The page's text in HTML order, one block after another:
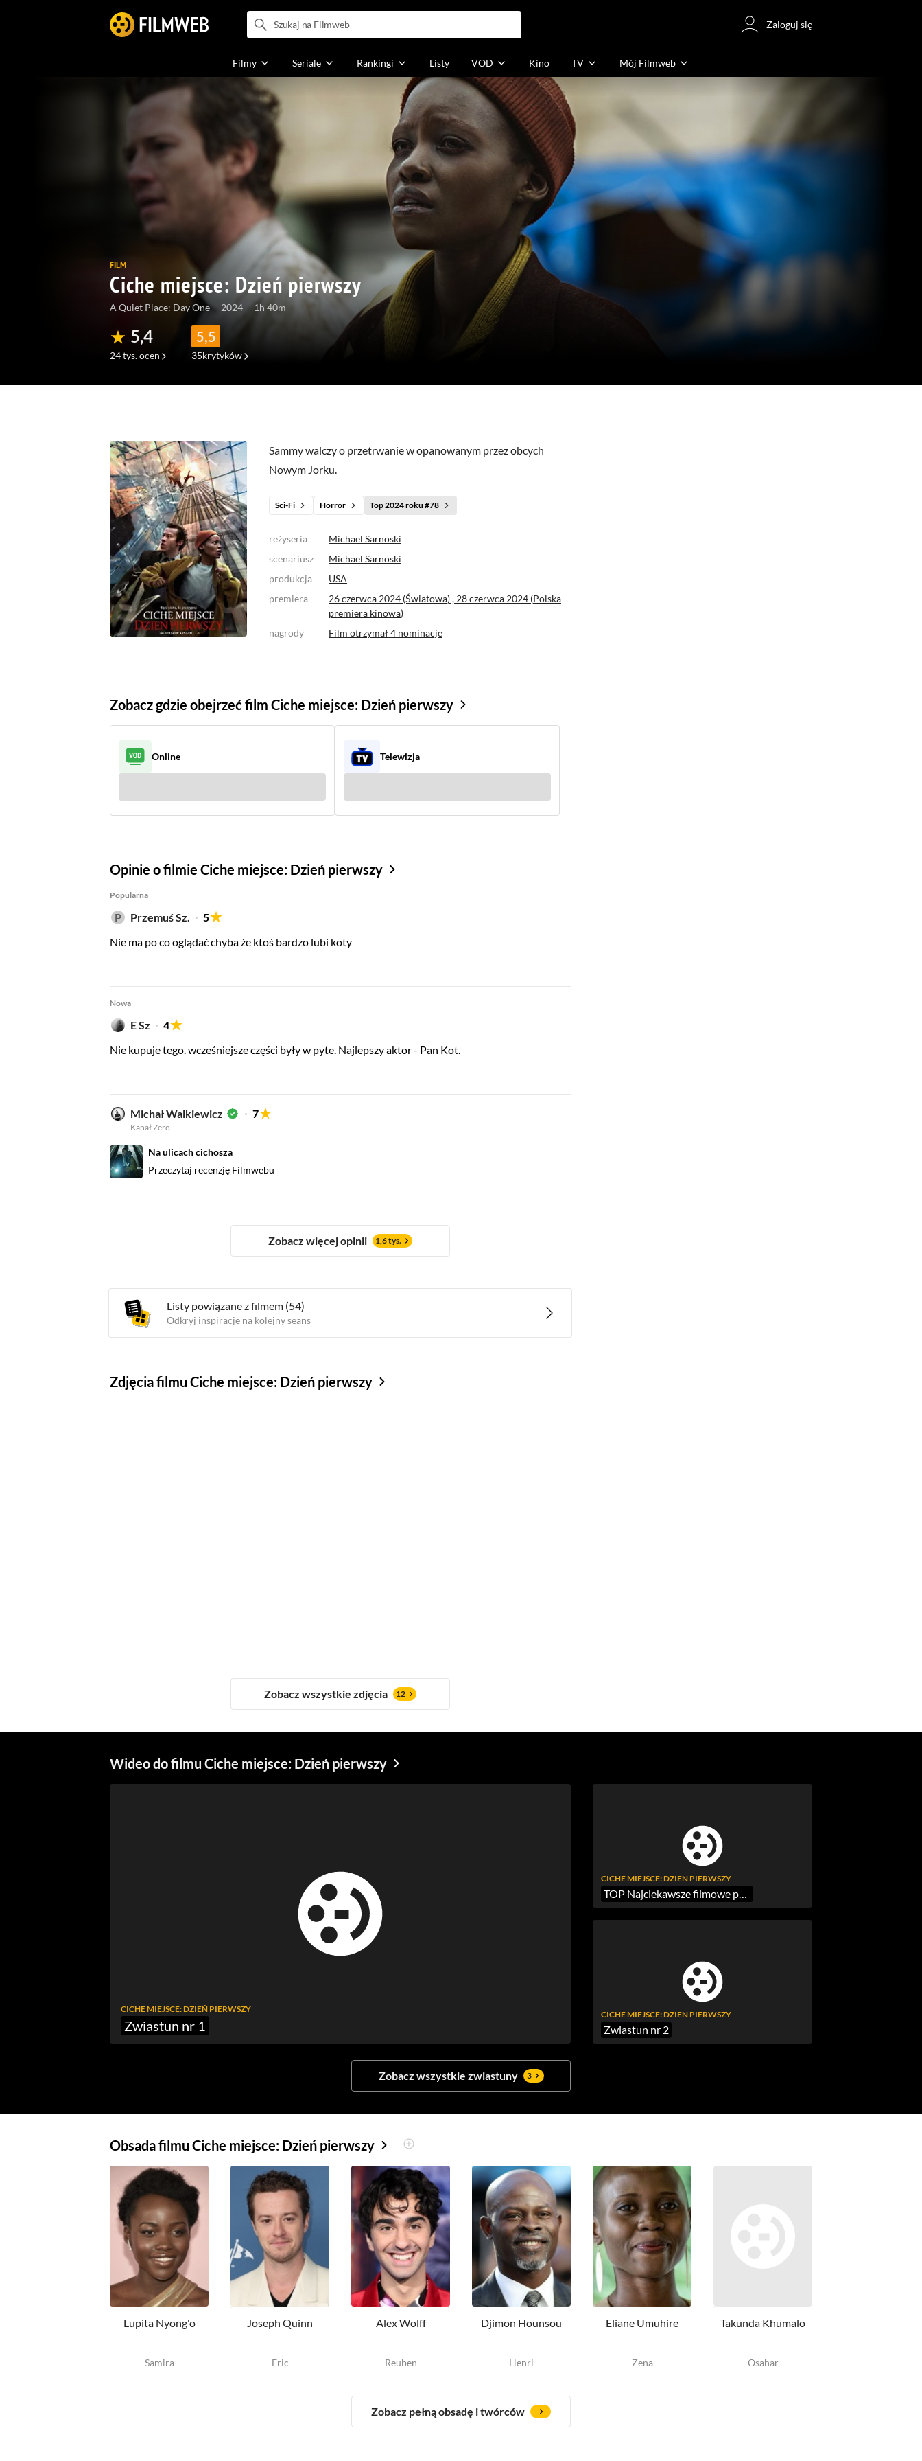
Zaloguj się
Filmy Seriale Rankingi Listy Mój Filmweb
VOD Kino TV
FILM
Ciche miejsce: Dzień pierwszy
A Quiet Place: Day One 2024 1h 40m
5,4
24 tys.ocen
5,5
35krytyków
Sammy walczy o przetrwanie w opanowanym przez obcych
Nowym Jorku.
Sci-Fi Horror Top 2024 roku #78
reżyseria
Michael Sarnoski
scenariusz
Michael Sarnoski
produkcja
USA
premiera
26 czerwca 2024 (Światowa) , 28 czerwca 2024 (Polska
premiera kinowa)
nagrody
Film otrzymał 4 nominacje
Zobacz gdzie obejrzeć film Ciche miejsce: Dzień pierwszy
Online Telewizja
Opinie o filmie Ciche miejsce: Dzień pierwszy
Popularna
Przemuś Sz.
5
Nie ma po co oglądać chyba że ktoś bardzo lubi koty
Nowa
E Sz
4
Nie kupuje tego. wcześniejsze części były w pyte. Najlepszy aktor - Pan Kot.
Michał Walkiewicz 7
Kanał Zero
Na ulicach cichosza
Przeczytaj recenzję Filmwebu
Zobacz więcej opinii 1,6 tys.
Listy powiązane z filmem (54)
Odkryj inspiracje na kolejny seans
Zdjęcia filmu Ciche miejsce: Dzień pierwszy
Zobacz wszystkie zdjęcia 12
Wideo do filmu Ciche miejsce: Dzień pierwszy
CICHE MIEJSCE: DZIEŃ PIERWSZY
Zwiastun nr 1
CICHE MIEJSCE: DZIEŃ PIERWSZY
TOP Najciekawsze filmowe premiery czerwca
CICHE MIEJSCE: DZIEŃ PIERWSZY
Zwiastun nr 2
Zobacz wszystkie zwiastuny 3
Obsada filmu Ciche miejsce: Dzień pierwszy
Lupita Nyong'o
Samira
Joseph Quinn
Eric
Alex Wolff
Reuben
Djimon Hounsou
Henri
Eliane Umuhire
Zena
Takunda Khumalo
Osahar
Zobacz pełną obsadę i twórców